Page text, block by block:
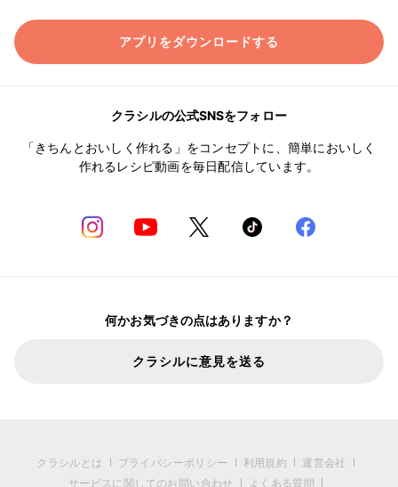
アプリをダウンロードする
クラシルの公式SNSをフォロー
「きちんとおいしく作れる」をコンセプトに、簡単においしく
作れるレシピ動画を毎日配信しています。
何かお気づきの点はありますか？
クラシルに意見を送る
クラシルとは プライバシーポリシー 利用規約
運営会社
サービスに関してのお問い合わせ
よくある質問